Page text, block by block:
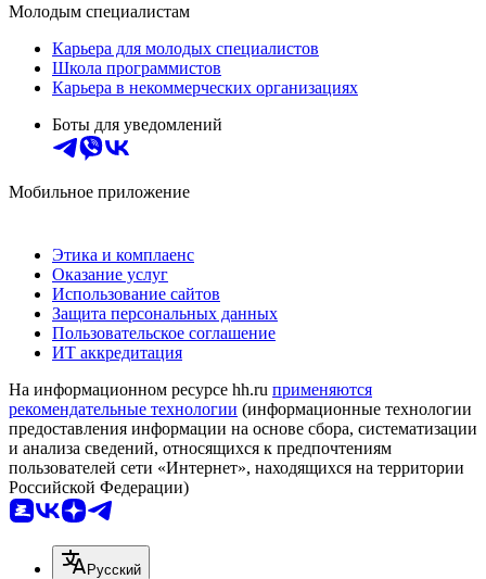
Молодым специалистам
Карьера для молодых специалистов
Школа программистов
Карьера в некоммерческих организациях
Боты для уведомлений
Мобильное приложение
Этика и комплаенс
Оказание услуг
Использование сайтов
Защита персональных данных
Пользовательское соглашение
ИТ аккредитация
На информационном ресурсе hh.ru применяются
рекомендательные технологии (информационные технологии
предоставления информации на основе сбора, систематизации
и анализа сведений, относящихся к предпочтениям
пользователей сети «Интернет», находящихся на территории
Российской Федерации)
Русский